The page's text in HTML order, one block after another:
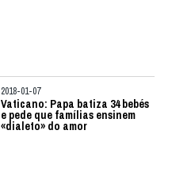
2018-01-07
Vaticano: Papa batiza 34 bebés
e pede que famílias ensinem
«dialeto» do amor